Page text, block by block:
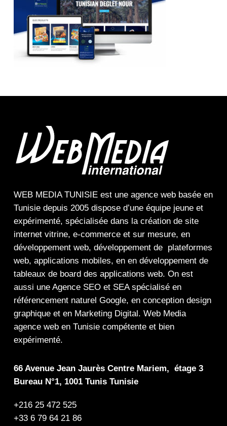
WEB MEDIA TUNISIEest une agence webbasée en
Tunisie depuis 2005 dispose d’une équipe jeune et
expérimenté, spécialisée dans la création de site
internet vitrine, e-commerceet sur mesure, en
développement web, développement de plateformes
web, applications mobiles, en en développement de
tableaux de boarddes applications web. On est
aussi une Agence SEOet SEAspécialisé en
référencement naturel Google, en conception design
graphiqueet en Marketing Digital. Web Media
agence web en Tunisie compétente et bien
expérimenté.
66 Avenue Jean Jaurès Centre Mariem, étage 3
Bureau N°1, 1001 Tunis Tunisie
+216 25 472 525
+33 6 79 64 21 86